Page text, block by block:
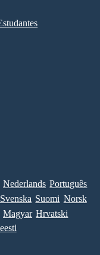
Nederlands Português
Svenska Suomi Norsk
Magyar Hrvatski
eesti